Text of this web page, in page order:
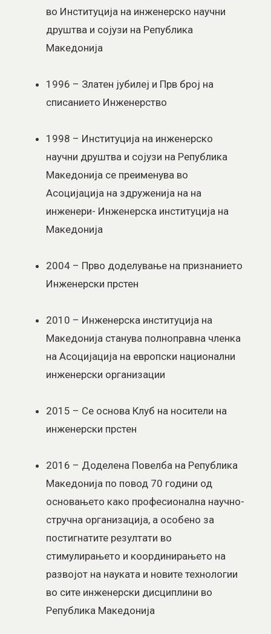
во Институција на инженерско научни
друштва и сојузи на Република
Македонија
1996 – Златен јубилеј и Прв број на
списанието Инженерство
1998 – Институција на инженерско
научни друштва и сојузи на Република
Македонија се преименува во
Асоцијација на здруженија на на
инженери- Инженерска институција на
Македонија
2004 – Прво доделување на признанието
Инженерски прстен
2010 – Инженерска институција на
Македонија станува полноправна членка
на Асоцијација на европски национални
инженерски организации
2015 – Се основа Клуб на носители на
инженерски прстен
2016 – Доделена Повелба на Република
Македонија по повод 70 години од
основањето како професионална научно-
стручна организација, а особено за
постигнатите резултати во
стимулирањето и координирањето на
развојот на науката и новите технологии
во сите инженерски дисциплини во
Република Македонија